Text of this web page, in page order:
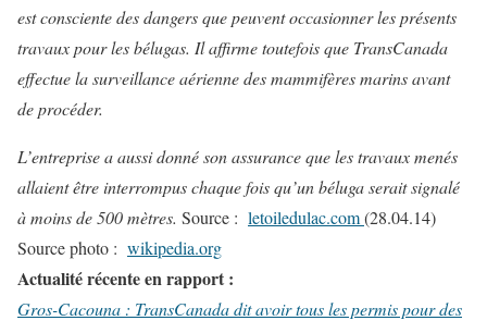
est consciente des dangers que peuvent occasionner les présents
travaux pour les bélugas. Il affirme toutefois que TransCanada
effectue la surveillance aérienne des mammifères marins avant
de procéder.
L’entreprise a aussi donné son assurance que les travaux menés
allaient être interrompus chaque fois qu’un béluga serait signalé
à moins de 500 mètres. Source : letoiledulac.com(28.04.14)
Source photo : wikipedia.org
Actualité récente en rapport :
Gros-Cacouna : TransCanada dit avoir tous les permis pour des